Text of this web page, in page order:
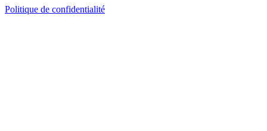
Politique de confidentialité